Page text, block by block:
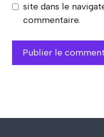
site dans le
commentaire.